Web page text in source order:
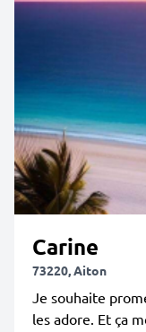
Carine
73220, Aiton
Je souhaite
les adore. Et ça